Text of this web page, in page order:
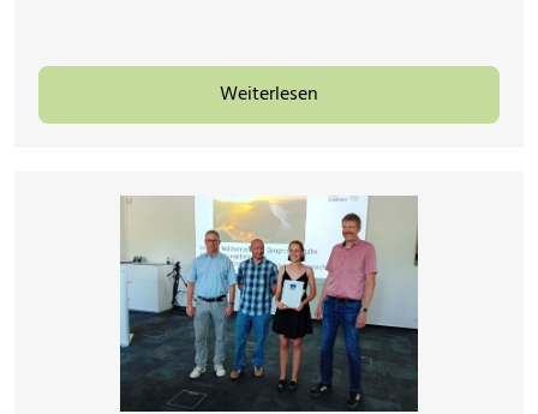
Weiterlesen